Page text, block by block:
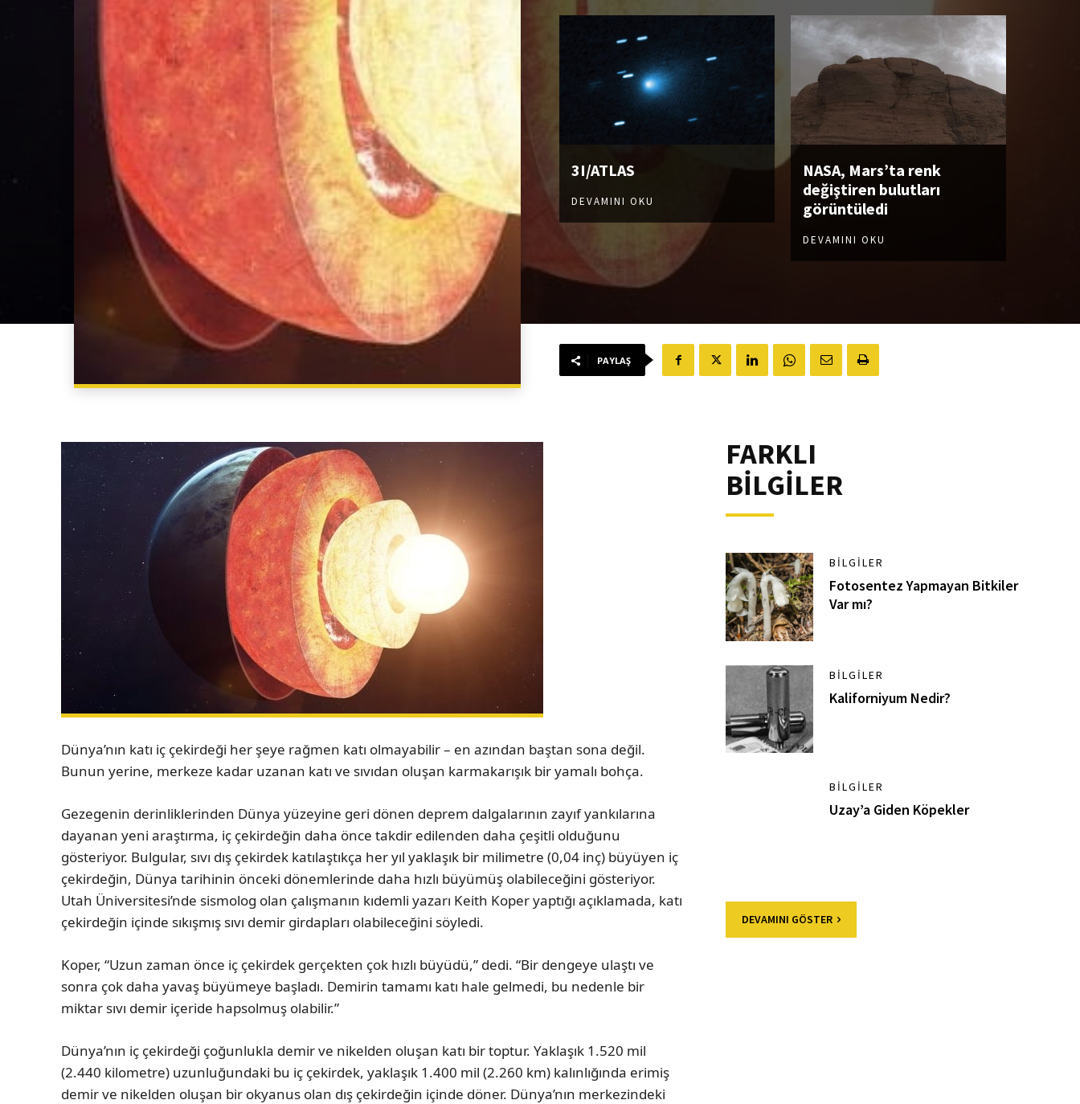
3I/ATLAS
DEVAMINI OKU
NASA, Mars’ta renk
değiştiren bulutları
görüntüledi
DEVAMINI OKU
PAYLAŞ
Dünya’nın katı iç çekirdeği her şeye rağmen katı olmayabilir – en azından baştan sona değil.
Bunun yerine, merkeze kadar uzanan katı ve sıvıdan oluşan karmakarışık bir yamalı bohça.
Gezegenin derinliklerinden Dünya yüzeyine geri dönen deprem dalgalarının zayıf yankılarına
dayanan yeni araştırma, iç çekirdeğin daha önce takdir edilenden daha çeşitli olduğunu
gösteriyor. Bulgular, sıvı dış çekirdek katılaştıkça her yıl yaklaşık bir milimetre (0,04 inç) büyüyen iç
çekirdeğin, Dünya tarihinin önceki dönemlerinde daha hızlı büyümüş olabileceğini gösteriyor.
Utah Üniversitesi’nde sismolog olan çalışmanın kıdemli yazarı Keith Koper yaptığı açıklamada, katı
çekirdeğin içinde sıkışmış sıvı demir girdapları olabileceğini söyledi.
Koper, “Uzun zaman önce iç çekirdek gerçekten çok hızlı büyüdü,” dedi. “Bir dengeye ulaştı ve
sonra çok daha yavaş büyümeye başladı. Demirin tamamı katı hale gelmedi, bu nedenle bir
miktar sıvı demir içeride hapsolmuş olabilir.”
Dünya’nın iç çekirdeği çoğunlukla demir ve nikelden oluşan katı bir toptur. Yaklaşık 1.520 mil
(2.440 kilometre) uzunluğundaki bu iç çekirdek, yaklaşık 1.400 mil (2.260 km) kalınlığında erimiş
demir ve nikelden oluşan bir okyanus olan dış çekirdeğin içinde döner. Dünya’nın merkezindeki
FARKLI
BİLGİLER
BILGILER
Fotosentez Yapmayan Bitkiler
Var mı?
BILGILER
Kaliforniyum Nedir?
BILGILER
Uzay’a Giden Köpekler
DEVAMINI GÖSTER